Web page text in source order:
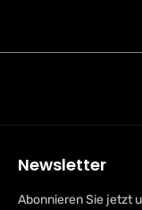
Newsletter
Abonnieren Sie jetzt